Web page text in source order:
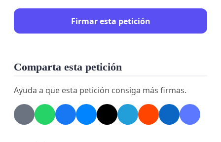
Firmar esta petición
Comparta esta petición
Ayuda a que esta petición consiga más firmas.